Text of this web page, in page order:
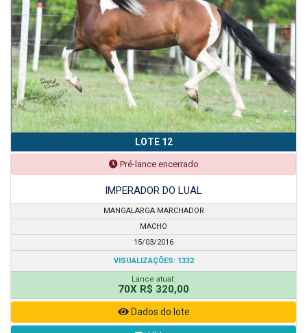
LOTE 12
Pré-lance encerrado
IMPERADOR DO LUAL
MANGALARGA MARCHADOR
MACHO
15/03/2016
VISUALIZAÇÕES: 1332
Lance atual:
70X R$ 320,00
Dados do lote